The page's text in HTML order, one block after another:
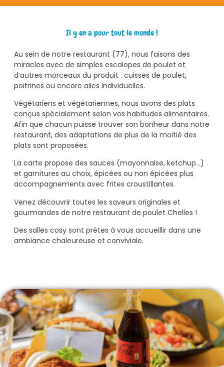
Il y en a pour tout le monde !
Au sein de notre restaurant (77), nous faisons des
miracles avec de simples escalopes de poulet et
d’autres morceaux du produit : cuisses de poulet,
poitrines ou encore ailes individuelles.
Végétariens et végétariennes, nous avons des plats
conçus spécialement selon vos habitudes alimentaires.
Afin que chacun puisse trouver son bonheur dans notre
restaurant, des adaptations de plus de la moitié des
plats sont proposées.
La carte propose des sauces (mayonnaise, ketchup…)
et garnitures au choix, épicées ou non épicées plus
accompagnements avec frites croustillantes.
Venez découvrir toutes les saveurs originales et
gourmandes de notre restaurant de poulet Chelles !
Des salles cosy sont prêtes à vous accueillir dans une
ambiance chaleureuse et conviviale.